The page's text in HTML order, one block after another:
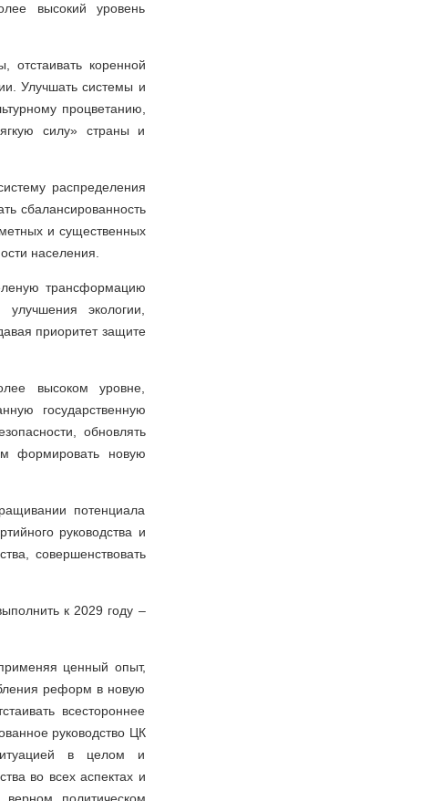
высокий уровень
отстаивать коренной
Улучшать системы и
процветанию,
силу» страны и
распределения
сбалансированность
и существенных
населения.
трансформацию
экологии,
приоритет защите
высоком уровне,
государственную
обновлять
формировать новую
потенциала
руководства и
совершенствовать
к 2029 году –
ценный опыт,
реформ в новую
всестороннее
руководство ЦК
в целом и
во всех аспектах и